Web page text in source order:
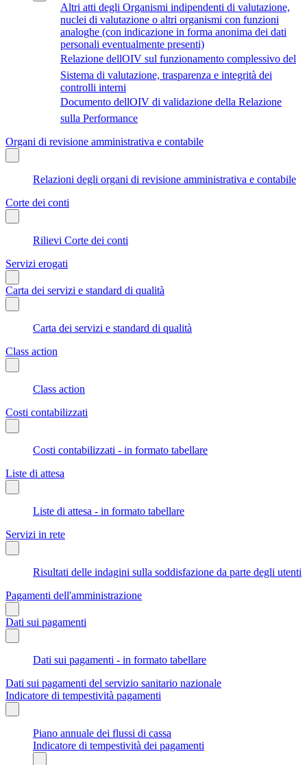
Altri atti degli Organismi indipendenti di valutazione,
nuclei di valutazione o altri organismi con funzioni
analoghe (con indicazione in forma anonima dei dati
personali eventualmente presenti)
Relazione dellOIV sul funzionamento complessivo del
Sistema di valutazione, trasparenza e integrità dei
controlli interni
Documento dellOIV di validazione della Relazione
sulla Performance
Organi di revisione amministrativa e contabile
Relazioni degli organi di revisione amministrativa e contabile
Corte dei conti
Rilievi Corte dei conti
Servizi erogati
Carta dei servizi e standard di qualità
Carta dei servizi e standard di qualità
Class action
Class action
Costi contabilizzati
Costi contabilizzati - in formato tabellare
Liste di attesa
Liste di attesa - in formato tabellare
Servizi in rete
Risultati delle indagini sulla soddisfazione da parte degli utenti
Pagamenti dell'amministrazione
Dati sui pagamenti
Dati sui pagamenti - in formato tabellare
Dati sui pagamenti del servizio sanitario nazionale
Indicatore di tempestività pagamenti
Piano annuale dei flussi di cassa
Indicatore di tempestività dei pagamenti